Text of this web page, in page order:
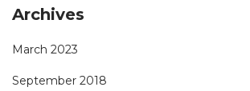
Archives
March 2023
September 2018